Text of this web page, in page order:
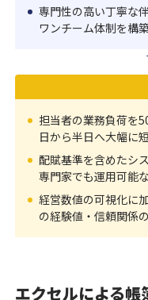
専門性の高い丁寧な
ワンチーム体制を構
担当者の業務負荷を
日から半日へ大幅に
配賦基準を含めたシ
専門家でも運用可能
経営数値の可視化に
の経験値・信頼関係
エクセルによる帳